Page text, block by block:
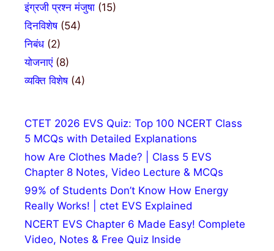
इंग्रजी प्रश्न मंजुषा (15)
दिनविशेष(54)
निबंध(2)
योजनाएं(8)
व्यक्ति विशेष(4)
CTET 2026 EVS Quiz: Top 100 NCERT Class
5 MCQs with Detailed Explanations
how Are Clothes Made? | Class 5 EVS
Chapter 8 Notes, Video Lecture & MCQs
99% of Students Don’t Know How Energy
Really Works! | ctet EVS Explained
NCERT EVS Chapter 6 Made Easy! Complete
Video, Notes & Free Quiz Inside